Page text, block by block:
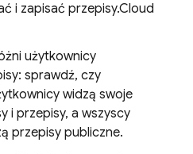
i zapisać przepisy.Cloud
użytkownicy
sprawdź, czy
widzą swoje
i przepisy, a wszyscy
przepisy publiczne.